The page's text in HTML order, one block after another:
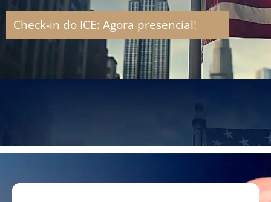
Check-in do ICE: Agora presencial!